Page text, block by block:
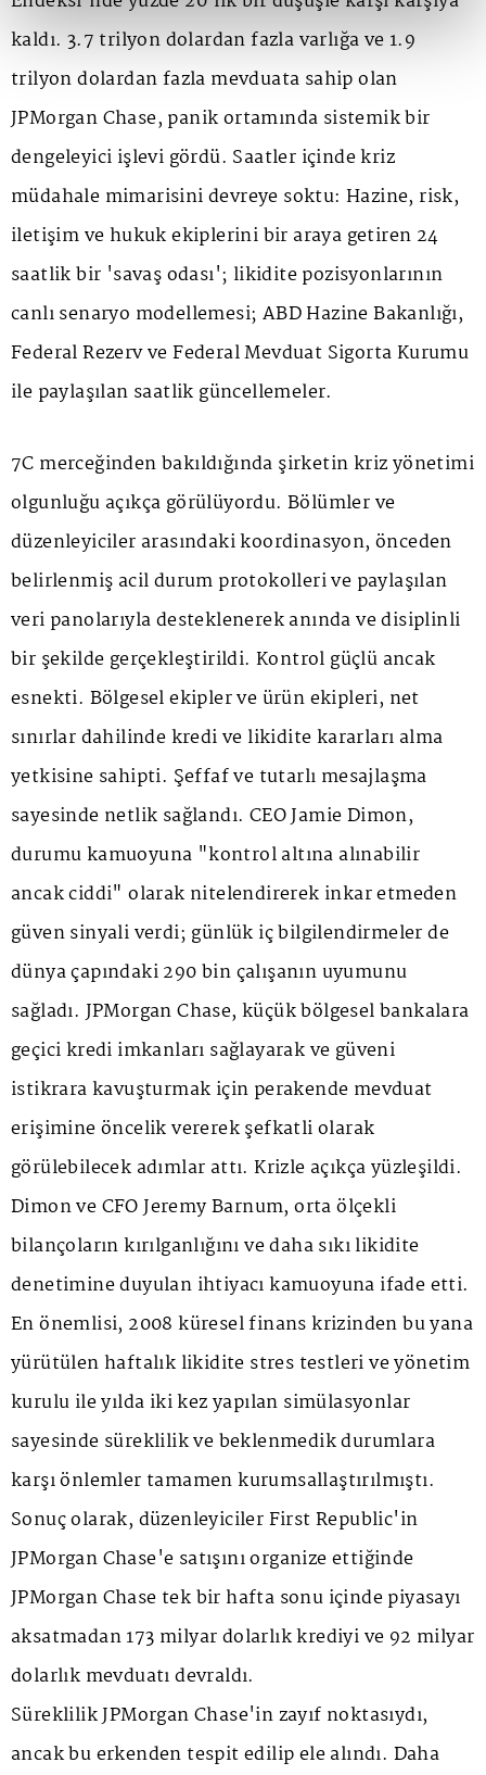
kaldı. 3.7 trilyon dolardan fazla varlığa ve 1.9
trilyon dolardan fazla mevduata sahip olan
JPMorgan Chase, panik ortamında sistemik bir
dengeleyici işlevi gördü. Saatler içinde kriz
müdahale mimarisini devreye soktu: Hazine, risk,
iletişim ve hukuk ekiplerini bir araya getiren 24
saatlik bir 'savaş odası'; likidite pozisyonlarının
canlı senaryo modellemesi; ABD Hazine Bakanlığı,
Federal Rezerv ve Federal Mevduat Sigorta Kurumu
ile paylaşılan saatlik güncellemeler.
7C merceğinden bakıldığında şirketin kriz yönetimi
olgunluğu açıkça görülüyordu. Bölümler ve
düzenleyiciler arasındaki koordinasyon, önceden
belirlenmiş acil durum protokolleri ve paylaşılan
veri panolarıyla desteklenerek anında ve disiplinli
bir şekilde gerçekleştirildi. Kontrol güçlü ancak
esnekti. Bölgesel ekipler ve ürün ekipleri, net
sınırlar dahilinde kredi ve likidite kararları alma
yetkisine sahipti. Şeffaf ve tutarlı mesajlaşma
sayesinde netlik sağlandı. CEO Jamie Dimon,
durumu kamuoyuna "kontrol altına alınabilir
ancak ciddi" olarak nitelendirerek inkar etmeden
güven sinyali verdi; günlük iç bilgilendirmeler de
dünya çapındaki 290 bin çalışanın uyumunu
sağladı. JPMorgan Chase, küçük bölgesel bankalara
geçici kredi imkanları sağlayarak ve güveni
istikrara kavuşturmak için perakende mevduat
erişimine öncelik vererek şefkatli olarak
görülebilecek adımlar attı. Krizle açıkça yüzleşildi.
Dimon ve CFO Jeremy Barnum, orta ölçekli
bilançoların kırılganlığını ve daha sıkı likidite
denetimine duyulan ihtiyacı kamuoyuna ifade etti.
En önemlisi, 2008 küresel finans krizinden bu yana
yürütülen haftalık likidite stres testleri ve yönetim
kurulu ile yılda iki kez yapılan simülasyonlar
sayesinde süreklilik ve beklenmedik durumlara
karşı önlemler tamamen kurumsallaştırılmıştı.
Sonuç olarak, düzenleyiciler First Republic'in
JPMorgan Chase'e satışını organize ettiğinde
JPMorgan Chase tek bir hafta sonu içinde piyasayı
aksatmadan 173 milyar dolarlık krediyi ve 92 milyar
dolarlık mevduatı devraldı.
Süreklilik JPMorgan Chase'in zayıf noktasıydı,
ancak bu erkenden tespit edilip ele alındı. Daha